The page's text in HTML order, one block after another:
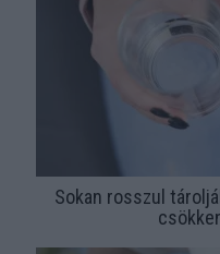
Sokan rosszul